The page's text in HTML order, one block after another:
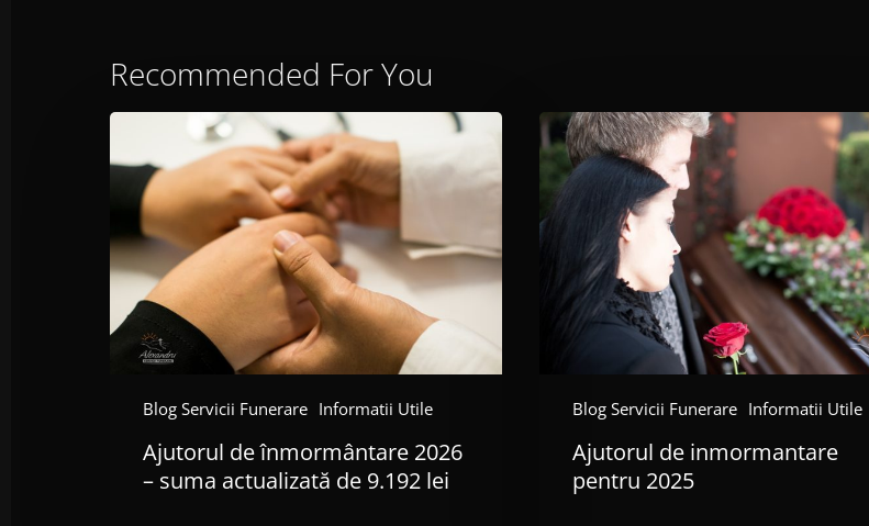
Recommended For You
Blog Servicii Funerare Informatii Utile
Ajutorul
înmormântare
2026
suma
actualizată
9.192
lei
Ajutorul de înmormântare 2026
– suma actualizată de 9.192 lei
Blog Servicii Funerare Informatii Utile
Ajutorul
de
inmormantare
pentru
2025
Ajutorul de inmormantare
pentru 2025